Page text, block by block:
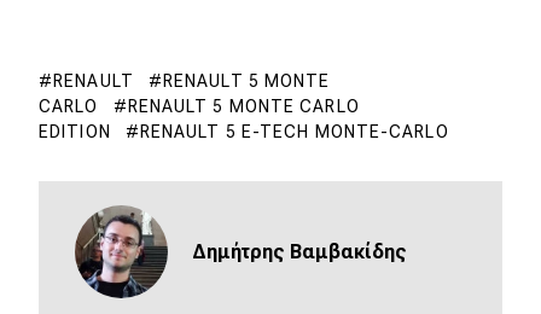
RENAULT
RENAULT 5 MONTE
CARLO
RENAULT 5 MONTE CARLO
EDITION
RENAULT 5 E-TECH MONTE-CARLO
Δημήτρης Βαμβακίδης